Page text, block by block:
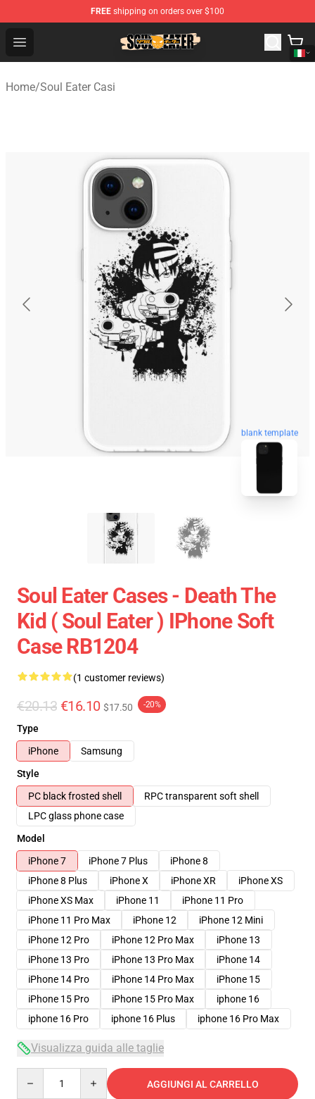
FREE shipping on orders over $100
Open menu
Soul Eater Store - Official Soul Eater Merchandise Shop
Home/Soul Eater Casi
blank template
Soul Eater Cases - Death The
Kid ( Soul Eater ) IPhone Soft
Case RB1204
(1 customer reviews)
€20.13 €16.10 $17.50 -20%
Type
iPhone
Samsung
Style
PC black frosted shell
RPC transparent soft shell
LPC glass phone case
Model
iPhone 7
iPhone 7 Plus
iPhone 8
iPhone 8 Plus
iPhone X iPhone XR
iPhone XS
iPhone XS Max
iPhone 11
iPhone 11 Pro
iPhone 11 Pro Max
iPhone 12
iPhone 12 Mini
iPhone 12 Pro
iPhone 12 Pro Max
iPhone 13
iPhone 13 Pro
iPhone 13 Pro Max
iPhone 14
iPhone 14 Pro
iPhone 14 Pro Max
iPhone 15
iPhone 15 Pro
iPhone 15 Pro Max
iphone 16
iphone 16 Pro
iphone 16 Plus iphone 16 Pro Max
Visualizza guida alle taglie
AGGIUNGI AL CARRELLO